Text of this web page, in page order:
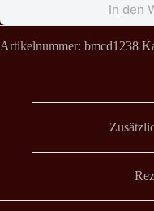
In den
Artikelnummer: bmcd1238